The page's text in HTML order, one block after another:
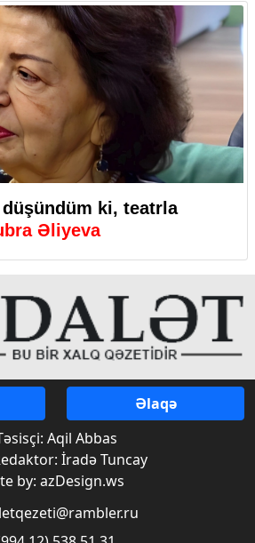
ki, teatrla
Əliyeva
Əlaqə
Aqil Abbas
İradə Tuncay
by: azDesign.ws